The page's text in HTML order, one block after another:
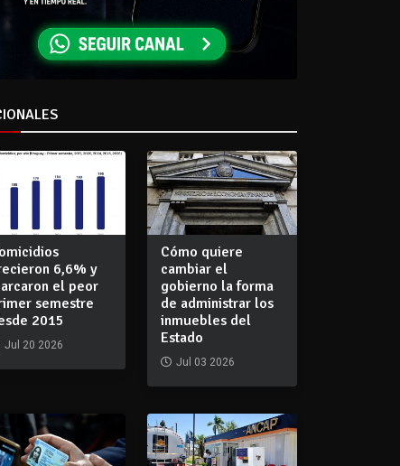
6,6% y
el peor
semestre
2015
Jul 20 2026
Cómo quiere
cambiar el
gobierno la forma
de administrar los
inmuebles del
Estado
Jul 03 2026